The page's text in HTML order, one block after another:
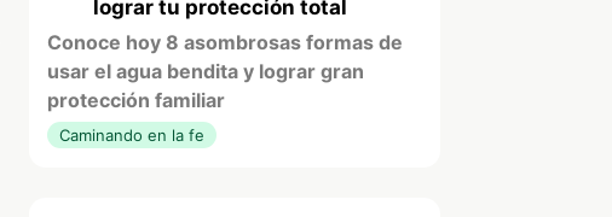
lograr tu protección total
Conoce hoy 8 asombrosas formas de
usar el agua bendita y lograr gran
protección familiar
Caminando en la fe